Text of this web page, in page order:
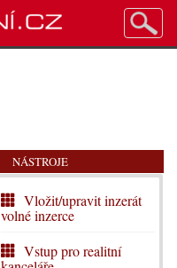
NÁSTROJE
Vložit/upravit inzerát
volné inzerce
Vstup pro realitní